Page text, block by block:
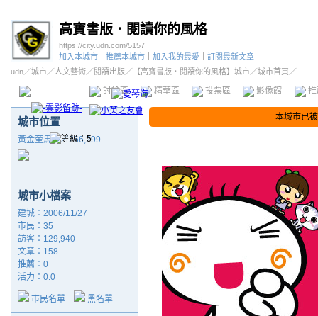
高寶書版．閱讀你的風格
https://city.udn.com/5157
加入本城市
推薦本城市 加入我的最愛
訂閱最新文章
udn／城市／人文藝術／閱讀出版 ／ 【高寶書版．閱讀你的風格】城市／城市首頁／
討論區 精華區 投票區 影像館
城市位置
黃金奎馬多／266,299
城市小檔案
建城：2006/11/27
市民：35
訪客：129,940
文章：158
推薦： 0
活力：0.0
市民名單 黑名單
本城市已